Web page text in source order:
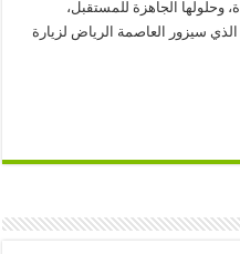
وحلولها الجاهزة للمستقبل،
الذي سيزور العاصمة الرياض لزيارة